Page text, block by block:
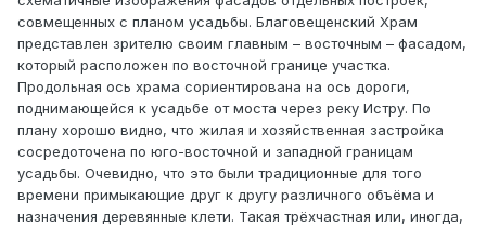
совмещенных с планом усадьбы. Благовещенский Храм
представлен зрителю своим главным – восточным – фасадом,
который расположен по восточной границе участка.
Продольная ось храма сориентирована на ось дороги,
поднимающейся к усадьбе от моста через реку Истру. По
плану хорошо видно, что жилая и хозяйственная застройка
сосредоточена по юго-восточной и западной границам
усадьбы. Очевидно, что это были традиционные для того
времени примыкающие друг к другу различного объёма и
назначения деревянные клети. Такая трёхчастная или, иногда,